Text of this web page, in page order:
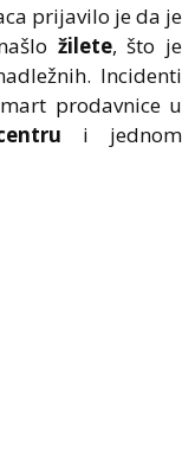
prijavilo je da je
žilete, što je
Incidenti
prodavnice u
i jednom